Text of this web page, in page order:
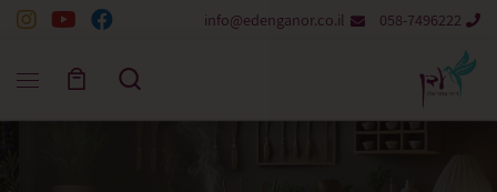
Skip to content
058-7496222
info@edenganor.co.il
Search